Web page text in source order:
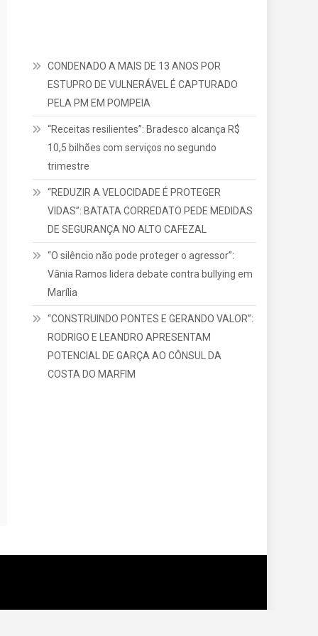
CONDENADO A MAIS DE 13 ANOS POR
ESTUPRO DE VULNERÁVEL É CAPTURADO
PELA PM EM POMPEIA
“Receitas resilientes”: Bradesco alcança R$
10,5 bilhões com serviços no segundo
trimestre
“REDUZIR A VELOCIDADE É PROTEGER
VIDAS”: BATATA CORREDATO PEDE MEDIDAS
DE SEGURANÇA NO ALTO CAFEZAL
“O silêncio não pode proteger o agressor”:
Vânia Ramos lidera debate contra bullying em
Marília
“CONSTRUINDO PONTES E GERANDO VALOR”:
RODRIGO E LEANDRO APRESENTAM
POTENCIAL DE GARÇA AO CÔNSUL DA
COSTA DO MARFIM